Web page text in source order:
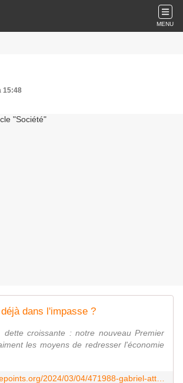
MENU
15:48
dans l'impasse ?
dette croissante : notre nouveau Premier
les moyens de redresser l'économie